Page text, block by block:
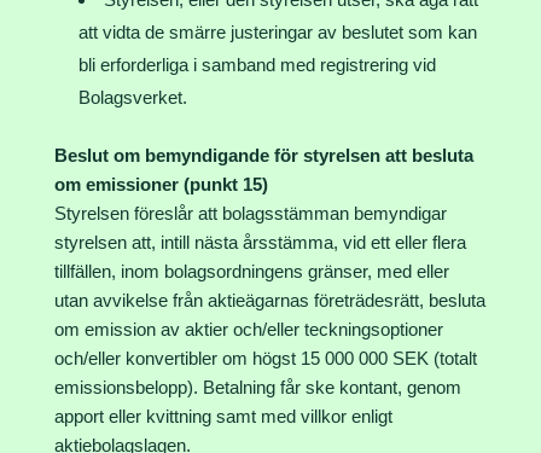
att vidta de smärre justeringar av beslutet som kan
bli erforderliga i samband med registrering vid
Bolagsverket.
Beslut om bemyndigande för styrelsen att besluta
om emissioner (punkt 15)
Styrelsen föreslår att bolagsstämman bemyndigar
styrelsen att, intill nästa årsstämma, vid ett eller flera
tillfällen, inom bolagsordningens gränser, med eller
utan avvikelse från aktieägarnas företrädesrätt, besluta
om emission av aktier och/eller teckningsoptioner
och/eller konvertibler om högst 15 000 000 SEK (totalt
emissionsbelopp). Betalning får ske kontant, genom
apport eller kvittning samt med villkor enligt
aktiebolagslagen.